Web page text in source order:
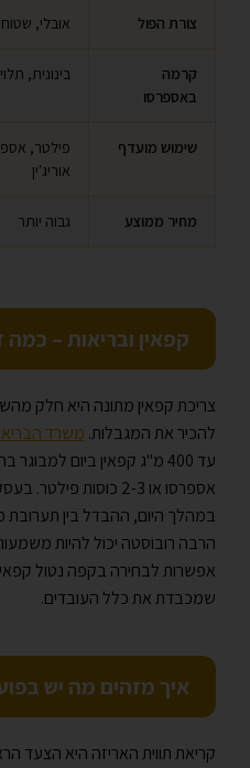
צורת הפול אובלי,
קרמה
באספרסו
בינונית,
שימוש מועדף
פילטר,
אוריג'ין
מחיר ממוצע גבוה יותר
קפאין ובריאות – כמה
צריכת קפאין מתונה היא חלק
להכיר את המגבלות. משרד
אספרסו או 2-3 כוסות
במהלך היום, ההבדל בין
הרבה רובוסטה יכול להיות
אפשרות לבחירה בקפה נטול
שמכבדת את כלל העובדים.
איך מזהים מה יש
קריאת תווית האריזה היא הצעד